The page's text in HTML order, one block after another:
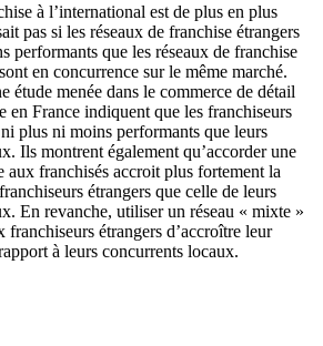
à l’international est de plus en plus
pas si les réseaux de franchise étrangers
performants que les réseaux de franchise
en concurrence sur le même marché.
étude menée dans le commerce de détail
en France indiquent que les franchiseurs
plus ni moins performants que leurs
Ils montrent également qu’accorder une
aux franchisés accroit plus fortement la
étrangers que celle de leurs
En revanche, utiliser un réseau « mixte »
franchiseurs étrangers d’accroître leur
à leurs concurrents locaux.